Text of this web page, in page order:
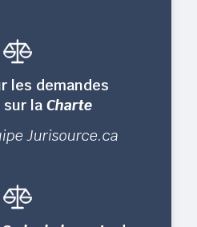
les demandes
sur laCharte
Jurisource.ca